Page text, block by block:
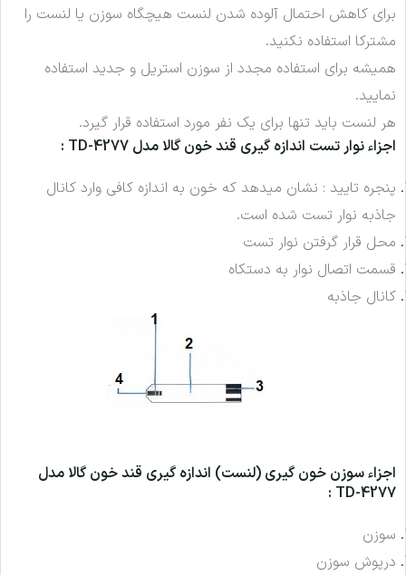
برای کاهش احتمال آلوده شدن لنست هیچگاه سوزن یا لنست را
مشترکا استفاده نکنید.
همیشه برای استفاده مجدد از سوزن استریل و جدید استفاده
نمایید.
هر لنست باید تنها برای یک نفر مورد استفاده قرار گیرد.
اجزاء نوار تست اندازه گیری قند خون گالا مدل TD-4277 :
پنجره تایید : نشان میدهد که خون به اندازه کافی وارد کانال
جاذبه نوار تست شده است.
محل قرار گرفتن نوار تست
قسمت اتصال نوار به دستکاه
کانال جاذبه
اجزاء سوزن خون گیری (لنست) اندازه گیری قند خون گالا مدل
TD-4277 :
سوزن
درپوش سوزن